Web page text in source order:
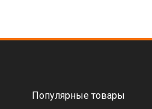
Популярные товары